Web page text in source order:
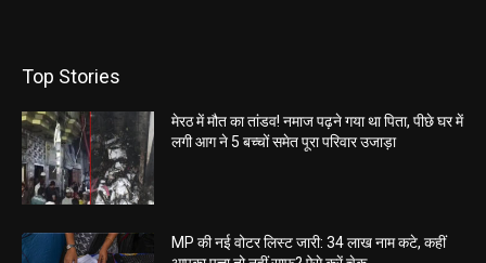
Top Stories
मेरठ में मौत का तांडव! नमाज पढ़ने गया था पिता, पीछे घर में
लगी आग ने 5 बच्चों समेत पूरा परिवार उजाड़ा
MP की नई वोटर लिस्ट जारी: 34 लाख नाम कटे, कहीं